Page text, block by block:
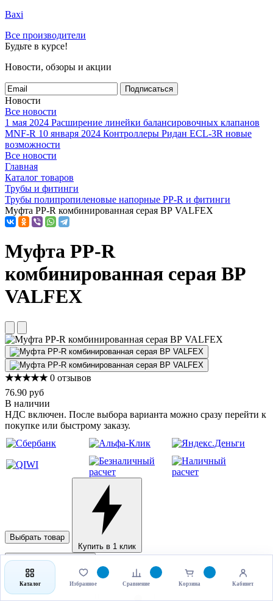
Baxi
Все производители
Будьте в курсе!
Новости, обзоры и акции
Подписаться
Новости
Все новости
1 мая 2024 Расширение линейки балансировочных клапанов
MNF-R 10 января 2024 Контроллеры Ридан ECL-3R новые
возможности
Все новости
Главная
Каталог товаров
Трубы и фитинги
Трубы полипропиленовые напорные PP-R и фитинги
Муфта PP-R комбинированная серая ВР VALFEX
Муфта PP-R
комбинированная серая ВР
VALFEX
★★★★★ 0 отзывов
76.90 руб
В наличии
НДС включен. После выбора варианта можно сразу перейти к
покупке или быстрому заказу.
Выбрать товар
Купить в 1 клик
Каталог Избранное Сравнение Корзина Кабинет